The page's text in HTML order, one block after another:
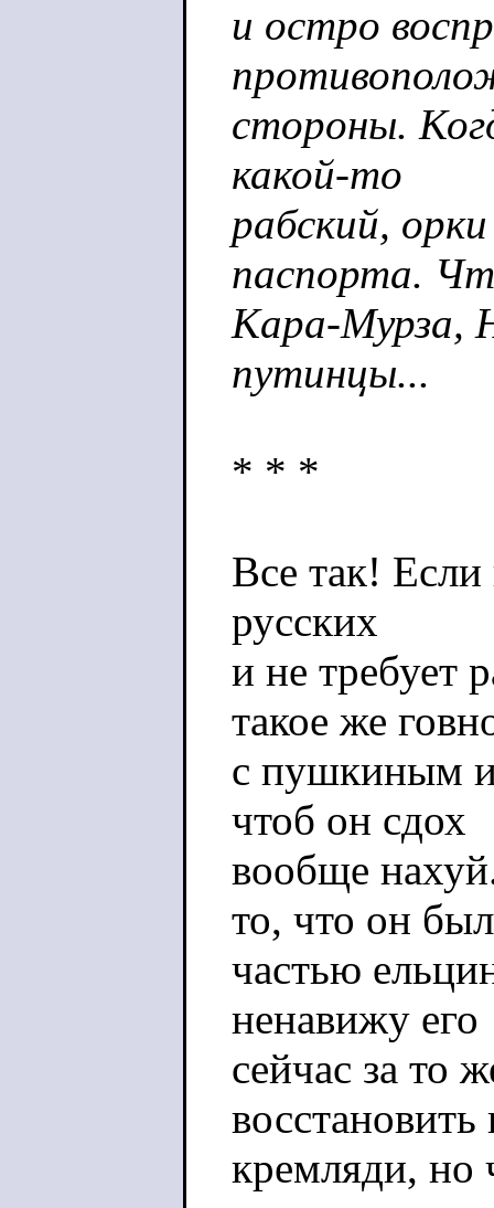
и остро
стороны.
какой-то
рабский,
паспорта.
Кара-Мурза,
путинцы...
* * *
Все так! Если
русских
и не требует
такое же
с пушкиным
чтоб он сдох
вообще
то, что он был
частью
ненавижу его
сейчас за то
восстановить
кремляди, но